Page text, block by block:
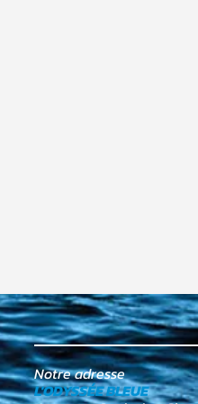
Notre adresse
L'ODYSSÉE BLEUE